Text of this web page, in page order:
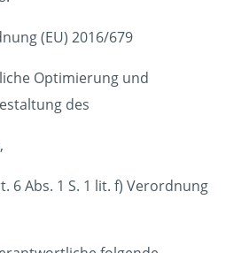
(EU) 2016/679
Optimierung und
des
6 Abs. 1 S. 1 lit. f) Verordnung